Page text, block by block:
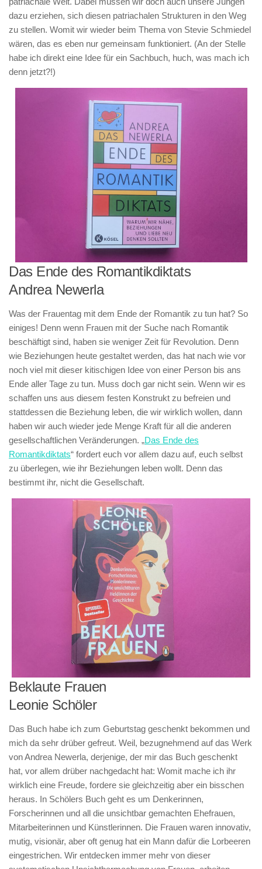
dazu erziehen, sich diesen patriachalen Strukturen in den Weg
zu stellen. Womit wir wieder beim Thema von Stevie Schmiedel
wären, das es eben nur gemeinsam funktioniert. (An der Stelle
habe ich direkt eine Idee für ein Sachbuch, huch, was mach ich
denn jetzt?!)
Das Ende des Romantikdiktats
Andrea Newerla
Was der Frauentag mit dem Ende der Romantik zu tun hat? So
einiges! Denn wenn Frauen mit der Suche nach Romantik
beschäftigt sind, haben sie weniger Zeit für Revolution. Denn
wie Beziehungen heute gestaltet werden, das hat nach wie vor
noch viel mit dieser kitischigen Idee von einer Person bis ans
Ende aller Tage zu tun. Muss doch gar nicht sein. Wenn wir es
schaffen uns aus diesem festen Konstrukt zu befreien und
stattdessen die Beziehung leben, die wir wirklich wollen, dann
haben wir auch wieder jede Menge Kraft für all die anderen
gesellschaftlichen Veränderungen. „Das Ende des
Romantikdiktats“ fordert euch vor allem dazu auf, euch selbst
zu überlegen, wie ihr Beziehungen leben wollt. Denn das
bestimmt ihr, nicht die Gesellschaft.
Beklaute Frauen
Leonie Schöler
Das Buch habe ich zum Geburtstag geschenkt bekommen und
mich da sehr drüber gefreut. Weil, bezugnehmend auf das Werk
von Andrea Newerla, derjenige, der mir das Buch geschenkt
hat, vor allem drüber nachgedacht hat: Womit mache ich ihr
wirklich eine Freude, fordere sie gleichzeitig aber ein bisschen
heraus. In Schölers Buch geht es um Denkerinnen,
Forscherinnen und all die unsichtbar gemachten Ehefrauen,
Mitarbeiterinnen und Künstlerinnen. Die Frauen waren innovativ,
mutig, visionär, aber oft genug hat ein Mann dafür die Lorbeeren
eingestrichen. Wir entdecken immer mehr von dieser